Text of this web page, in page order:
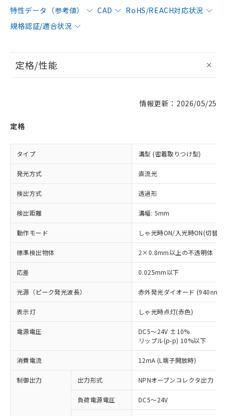
特性データ（参考値）
CAD
RoHS/REACH対応状況
規格認証/適合状況
定格/性能
情報更新：2026/05/25
定格
タイプ 溝型 (密着取りつけ型)
発光方式 直流光
検出方式 透過形
検出距離 溝幅: 5mm
動作モード しゃ光時ON/入光時ON(切替可)
標準検出物体 2×0.8mm以上の不透明体
応差 0.025mm以下
光源（ピーク発光波長） 赤外発光ダイオード (940nm)
表示灯 しゃ光時点灯(赤色)
電源電圧
DC5～24V ±10%
リップル(p-p) 10%以下
消費電流 12mA (L端子開放時)
制御出力 出力形式 NPNオープンコレクタ出力
負荷電源電圧 DC5～24V
※1 対応状況
対応済み：EU RoHS指令（10物質）の
非含有に対応した製品が提供可能な商品で
対応予定：EU RoHS指令（10物質）の非含